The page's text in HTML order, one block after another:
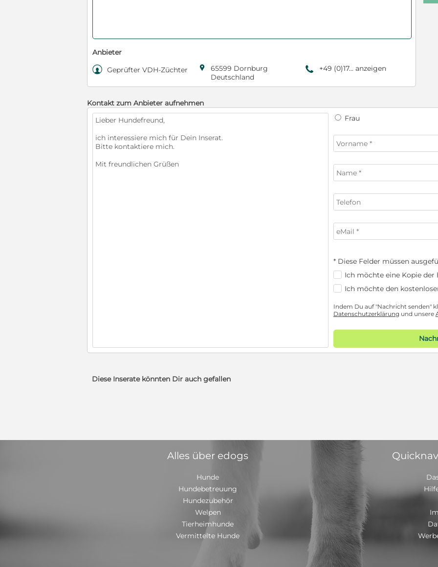
Anbieter
 Geprüfter VDH-Züchter 
65599 Dornburg
Deutschland
9 +49 (0)17... anzeigen
Kontakt zum Anbieter aufnehmen
Frau
* Diese Felder müssen
Ich möchte eine Kopie der
Ich möchte den
Indem Du auf "Nachricht senden"
Datenschutzerklärung und unsere
Diese Inserate könnten Dir auch gefallen
Alles über edogs
Hunde
Hundebetreuung
Hundezubehör
Welpen
Tierheimhunde
Vermittelte Hunde